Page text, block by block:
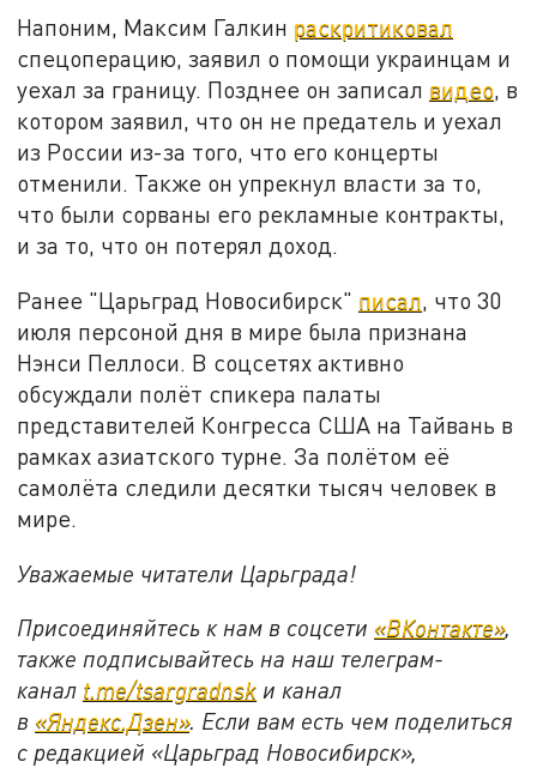
Напоним, Максим Галкин раскритиковал
спецоперацию, заявил о помощи украинцам и
уехал за границу. Позднее он записал видео, в
котором заявил, что он не предатель и уехал
из России из-за того, что его концерты
отменили. Также он упрекнул власти за то,
что были сорваны его рекламные контракты,
и за то, что он потерял доход.
Ранее "Царьград Новосибирск" писал, что 30
июля персоной дня в мире была признана
Нэнси Пеллоси. В соцсетях активно
обсуждали полёт спикера палаты
представителей Конгресса США на Тайвань в
рамках азиатского турне. За полётом её
самолёта следили десятки тысяч человек в
мире.
Уважаемые читатели Царьграда!
Присоединяйтесь к нам в соцсети «ВКонтакте»,
также подписывайтесь на наш телеграм-
канал t.me/tsargradnsk и канал
в «Яндекс.Дзен». Если вам есть чем поделиться
с редакцией «Царьград Новосибирск»,